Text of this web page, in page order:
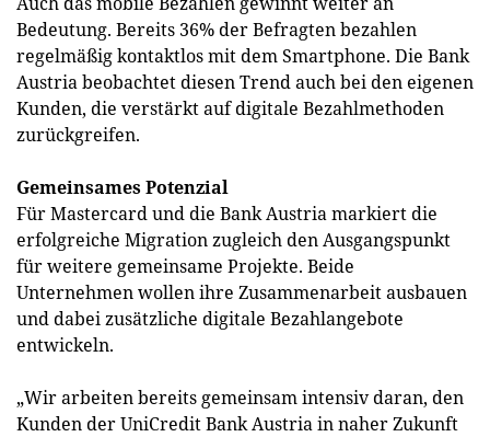
Bedeutung. Bereits 36% der Befragten bezahlen
regelmäßig kontaktlos mit dem Smartphone. Die Bank
Austria beobachtet diesen Trend auch bei den eigenen
Kunden, die verstärkt auf digitale Bezahlmethoden
zurückgreifen.
Gemeinsames Potenzial
Für Mastercard und die Bank Austria markiert die
erfolgreiche Migration zugleich den Ausgangspunkt
für weitere gemeinsame Projekte. Beide
Unternehmen wollen ihre Zusammenarbeit ausbauen
und dabei zusätzliche digitale Bezahlangebote
entwickeln.
„Wir arbeiten bereits gemeinsam intensiv daran, den
Kunden der UniCredit Bank Austria in naher Zukunft